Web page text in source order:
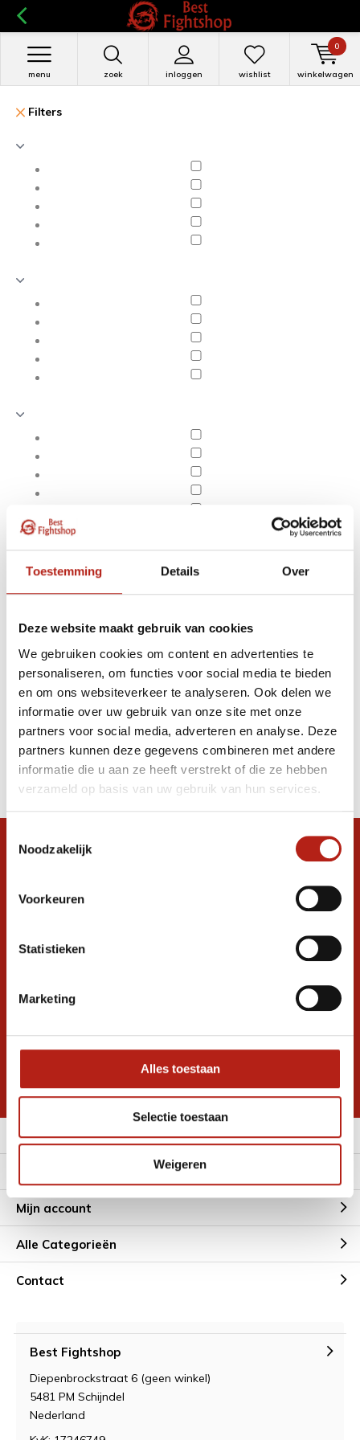
Toestemming Details Over
Deze website maakt gebruik van cookies
We gebruiken cookies om content en advertenties te
personaliseren, om functies voor social media te bieden
en om ons websiteverkeer te analyseren. Ook delen we
informatie over uw gebruik van onze site met onze
partners voor social media, adverteren en analyse. Deze
partners kunnen deze gegevens combineren met andere
informatie die u aan ze heeft verstrekt of die ze hebben
verzameld op basis van uw gebruik van hun services.
Noodzakelijk
Voorkeuren
Statistieken
Marketing
Alles toestaan
Selectie toestaan
Weigeren
zoek inloggen
menu wishlist winkelwagen
0
Filters
Apply filters
Producten getagd met
117x33
Producten
Filter
Sorteren op
Snel antwoord op je vraag?
graag verder. 24/7
Ontvang de nieuwste aanbiedingen en
Inschrijven voor
* Lees hier de wettelijke beperkingen
Meer informatie
Mijn account
Alle Categorieën
Contact
Best Fightshop
Diepenbrockstraat 6 (geen winkel)
5481 PM Schijndel
Nederland